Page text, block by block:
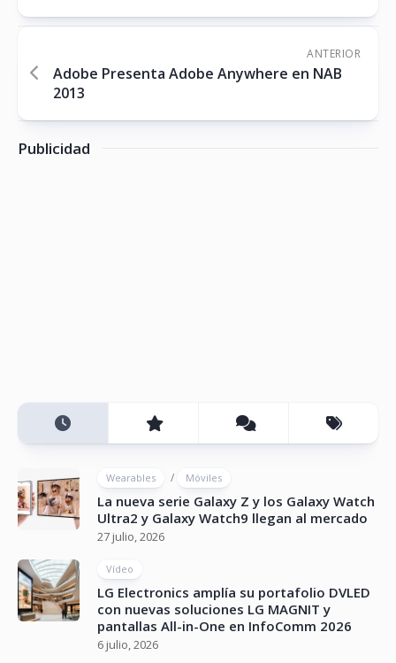
ANTERIOR
Adobe Presenta Adobe Anywhere en NAB
2013
Publicidad
Wearables / Móviles
La nueva serie Galaxy Z y los Galaxy Watch
Ultra2 y Galaxy Watch9 llegan al mercado
27 julio, 2026
Vídeo
LG Electronics amplía su portafolio DVLED
con nuevas soluciones LG MAGNIT y
pantallas All-in-One en InfoComm 2026
6 julio, 2026